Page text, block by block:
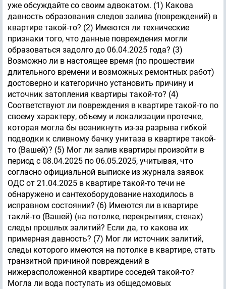
уже обсуждайте со своим адвокатом. (1) Какова
давность образования следов залива (повреждений) в
квартире такой-то? (2) Имеются ли технические
признаки того, что данные повреждения могли
образоваться задолго до 06.04.2025 года? (3)
Возможно ли в настоящее время (по прошествии
длительного времени и возможных ремонтных работ)
достоверно и категорично установить причину и
источник затопления квартиры такой-то? (4)
Соответствуют ли повреждения в квартире такой-то по
своему характеру, объему и локализации протечке,
которая могла бы возникнуть из-за разрыва гибкой
подводки к сливному бачку унитаза в квартире такой-
то (Вашей)? (5) Мог ли залив квартиры произойти в
период с 08.04.2025 по 06.05.2025, учитывая, что
согласно официальной выписке из журнала заявок
ОДС от 21.04.2025 в квартире такой-то течи не
обнаружено и сантехоборудование находилось в
исправном состоянии? (6) Имеются ли в квартире
таклй-то (Вашей) (на потолке, перекрытиях, стенах)
следы прошлых залитий? Если да, то какова их
примерная давность? (7) Мог ли источник залитий,
следы которого имеются на потолке в квартире, стать
транзитной причиной повреждений в
нижерасположенной квартире соседей такой-то?
Могла ли вода поступать из общедомовых